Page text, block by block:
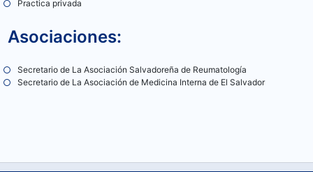
Practica privada
Asociaciones:
Secretario de La Asociación Salvadoreña de Reumatología
Secretario de La Asociación de Medicina Interna de El Salvador